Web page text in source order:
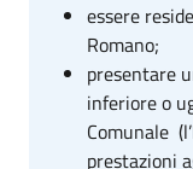
essere
Romano;
presentare
inferiore o
Comunale
prestazioni